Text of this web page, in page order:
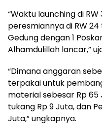
“Waktu launching di
peresmiannya di RW
Gedung dengan 1
Alhamdulillah lancar,”
“Dimana anggaran
terpakai untuk
material sebesar Rp
tukang Rp 9 Juta, dan
Juta,” ungkapnya.